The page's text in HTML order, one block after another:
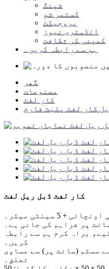
شپنگ
کسٹمر شو
پروجیکٹ
انڈسٹری نیوز
کمپنی کی ثقافت
ہم سے رابطہ کریں۔
گھر
مصنوعات
کار لفٹ
کار لفٹ پلیٹ فارم
کار لفٹ ڈبل ریل لفٹ
+ 5 سینٹی میٹر۔
پر فراہم کی جانی ہے۔
براہ کرم ہم سے رابطہ
کریں۔
سسٹم (سائٹ پر) سے مساوی
تعلق۔